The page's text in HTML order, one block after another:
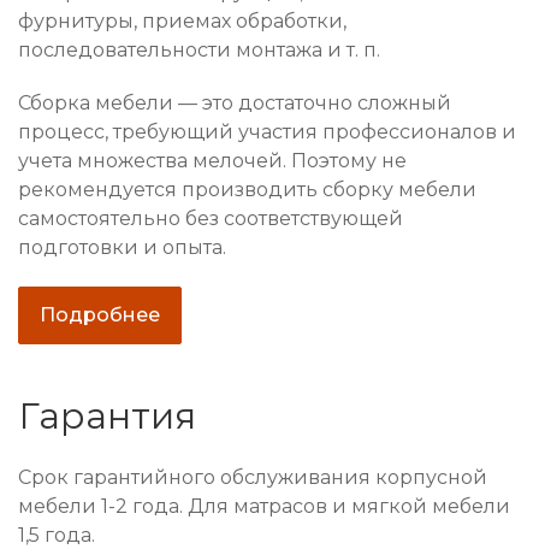
фурнитуры, приемах обработки,
последовательности монтажа и т. п.
Сборка мебели — это достаточно сложный
процесс, требующий участия профессионалов и
учета множества мелочей. Поэтому не
рекомендуется производить сборку мебели
самостоятельно без соответствующей
подготовки и опыта.
Подробнее
Гарантия
Срок гарантийного обслуживания корпусной
мебели 1-2 года. Для матрасов и мягкой мебели
1,5 года.